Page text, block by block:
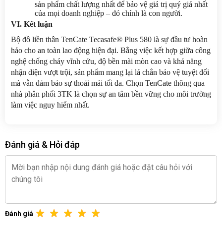
sản phẩm chất lượng nhất để bảo vệ giá trị quý giá nhất
của mọi doanh nghiệp – đó chính là con người.
VI. Kết luận
Bộ đồ liền thân TenCate Tecasafe® Plus 580 là sự đầu tư hoàn
hảo cho an toàn lao động hiện đại. Bằng việc kết hợp giữa công
nghệ chống cháy vĩnh cửu, độ bền mài mòn cao và khả năng
nhận diện vượt trội, sản phẩm mang lại lá chắn bảo vệ tuyệt đối
mà vẫn đảm bảo sự thoải mái tối đa. Chọn TenCate thông qua
nhà phân phối 3TK là chọn sự an tâm bền vững cho môi trường
làm việc nguy hiểm nhất.
Đánh giá & Hỏi đáp
Đánh giá